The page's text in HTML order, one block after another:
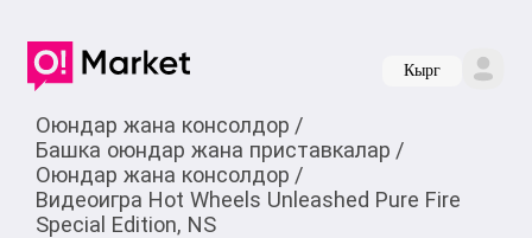
Кырг
Оюндар жана консолдор /
Башка оюндар жана приставкалар /
Оюндар жана консолдор /
Видеоигра Hot Wheels Unleashed Pure Fire
Special Edition, NS